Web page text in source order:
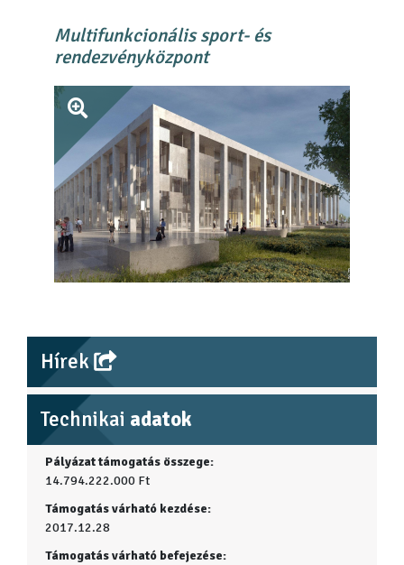
Multifunkcionális sport- és
rendezvényközpont
Hírek
Technikai adatok
Pályázat támogatás összege:
14.794.222.000 Ft
Támogatás várható kezdése:
2017.12.28
Támogatás várható befejezése: